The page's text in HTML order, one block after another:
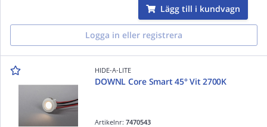
Lägg till i kundvagn
Logga in eller registrera
HIDE-A-LITE
DOWNL Core Smart 45° Vit 2700K
Artikelnr:7470543